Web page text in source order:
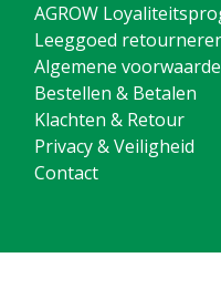
AGROW
Leeggoed
Algemene
Bestellen & Betalen
Klachten & Retour
Privacy & Veiligheid
Contact